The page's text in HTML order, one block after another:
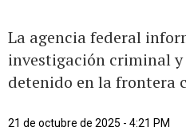
La agencia federal
investigación criminal
detenido en la frontera
21 de octubre de 2025 - 4:21 PM